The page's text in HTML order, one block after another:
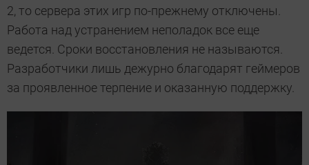
2, то сервера этих игр по-прежнему отключены.
Работа над устранением неполадок все еще
ведется. Сроки восстановления не называются.
Разработчики лишь дежурно благодарят геймеров
за проявленное терпение и оказанную поддержку.